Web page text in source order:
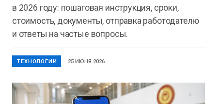
в 2026 году: пошаговая инструкция, сроки,
стоимость, документы, отправка работодателю
и ответы на частые вопросы.
ТЕХНОЛОГИИ 25 ИЮНЯ 2026